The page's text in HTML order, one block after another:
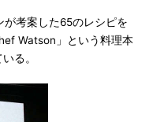
考案した65のレシピを
Watson」という料理本
る。